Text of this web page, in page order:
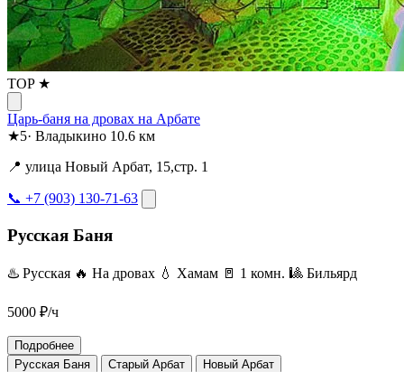
TOP ★
Царь-баня на дровах на Арбате
★5· Владыкино 10.6 км
📍 улица Новый Арбат, 15,стр. 1
📞 +7 (903) 130-71-63
Русская Баня
♨️ Русская 🔥 На дровах 💧 Хамам 🚪 1 комн. 🎱 Бильярд
5000 ₽/ч
Подробнее
Русская Баня
Старый Арбат Новый Арбат